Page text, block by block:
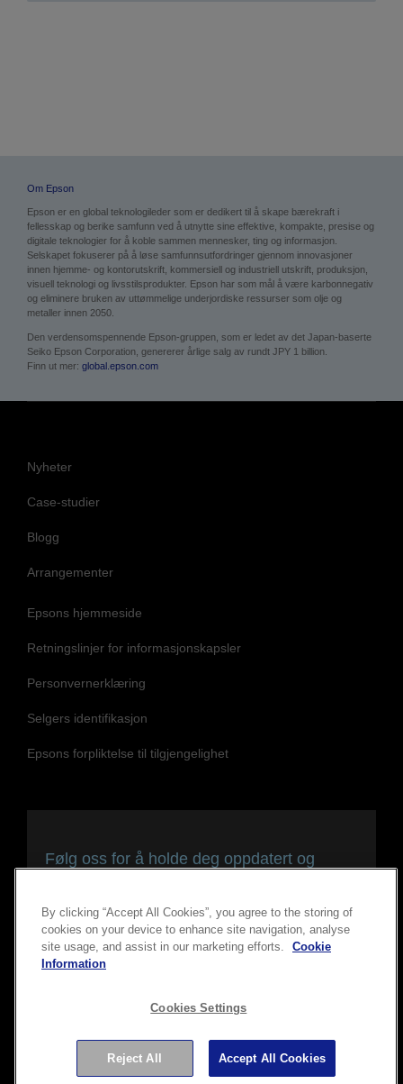
Epson er en global teknologileder som er dedikert til å skape bærekraft i
digitale teknologier for å koble sammen mennesker, ting og informasjon.
Selskapet fokuserer på å løse samfunnsutfordringer gjennom innovasjoner
innen hjemme- og kontorutskrift, kommersiell og industriell utskrift, produksjon,
visuell teknologi og livsstilsprodukter. Epson har som mål å være karbonnegativ
og eliminere bruken av uttømmelige underjordiske ressurser som olje og
metaller innen 2050.
Den verdensomspennende Epson-gruppen, som er ledet av det Japan-baserte
Finn ut mer:global.epson.com
Case-studier
Blogg
Arrangementer
Retningslinjer for informasjonskapsler
Personvernerklæring
Selgers identifikasjon
Epsons forpliktelse til tilgjengelighet
Copyright © 2026 Seiko Epson Corporation. Med enerett.
By clicking “Accept All Cookies”, you agree to the storing of
cookies on your device to enhance site navigation, analyse
site usage, and assist in our marketing efforts.
Cookie
Information
Cookies Settings
Reject All Accept All Cookies